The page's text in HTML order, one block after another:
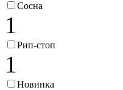
Сосна
1
Рип-стоп
1
Новинка